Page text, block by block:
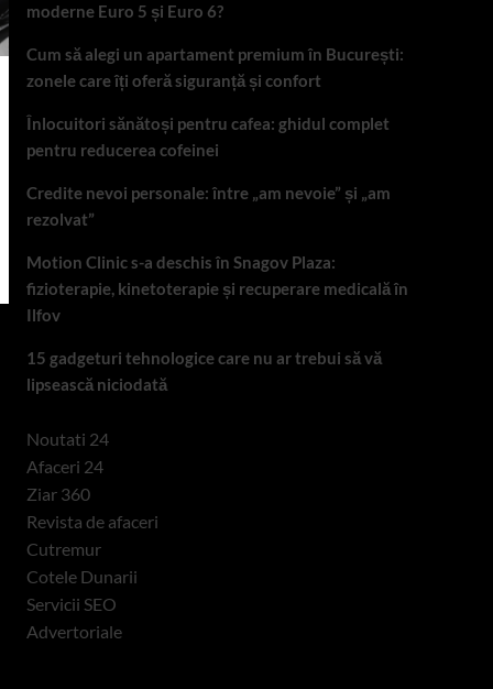
moderne Euro 5 și Euro 6?
Cum să alegi un apartament premium în București:
zonele care îți oferă siguranță și confort
Înlocuitori sănătoși pentru cafea: ghidul complet
pentru reducerea cofeinei
Credite nevoi personale: între „am nevoie” și „am
rezolvat”
Motion Clinic s-a deschis în Snagov Plaza:
fizioterapie, kinetoterapie și recuperare medicală în
Ilfov
15 gadgeturi tehnologice care nu ar trebui să vă
lipsească niciodată
Noutati 24
Afaceri 24
Ziar 360
Revista de afaceri
Cutremur
Cotele Dunarii
Servicii SEO
Advertoriale